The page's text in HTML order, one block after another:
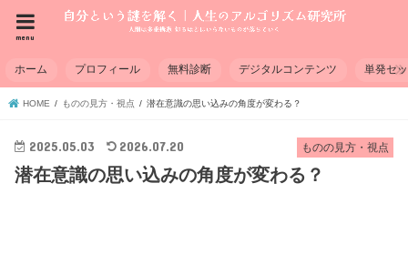
menu
ホーム プロフィール 無料診断 デジタルコンテンツ 単発セ
HOME ものの見方・視点 潜在意識の思い込みの角度が変わる？
ものの見方・視点
2025.05.03 2026.07.20
潜在意識の思い込みの角度が変わる？